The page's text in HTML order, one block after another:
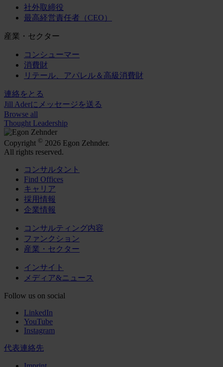
社外取締役
最高経営責任者（CEO）
産業・セクター
コンシューマー
消費財
リテール、アパレル＆高級消費財
連絡をとる
Jill Aderにメッセージを送る
Browse all
Thought Leadership
Copyright © 2026 Egon Zehnder.
All rights reserved.
コンサルタント
Find Offices
キャリア
採用情報
企業情報
コンサルティング内容
ファンクション
産業・セクター
インサイト
メディア&ニュース
Follow us on social
LinkedIn
YouTube
Instagram
代表連絡先